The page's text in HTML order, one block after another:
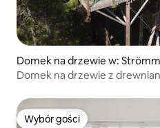
Domek na drzewie w:
Domek na drzewie z
Wybór gości
Wybór gości